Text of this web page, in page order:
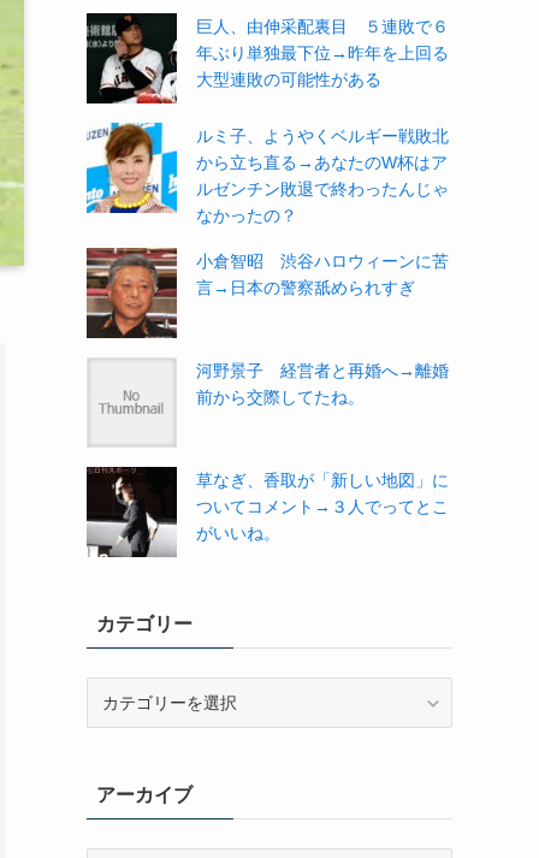
巨人、由伸采配裏目 ５連敗で６
年ぶり単独最下位→昨年を上回る
大型連敗の可能性がある
ルミ子、ようやくベルギー戦敗北
から立ち直る→あなたのW杯はア
ルゼンチン敗退で終わったんじゃ
なかったの？
小倉智昭 渋谷ハロウィーンに苦
言→日本の警察舐められすぎ
河野景子 経営者と再婚へ→離婚
前から交際してたね。
草なぎ、香取が「新しい地図」に
ついてコメント→３人でってとこ
がいいね。
カテゴリー
ーアーカイブ